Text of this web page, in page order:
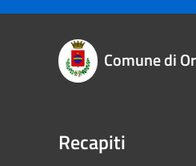
Comune di
Recapiti